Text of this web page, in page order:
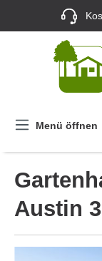
Menü öffnen
Austin